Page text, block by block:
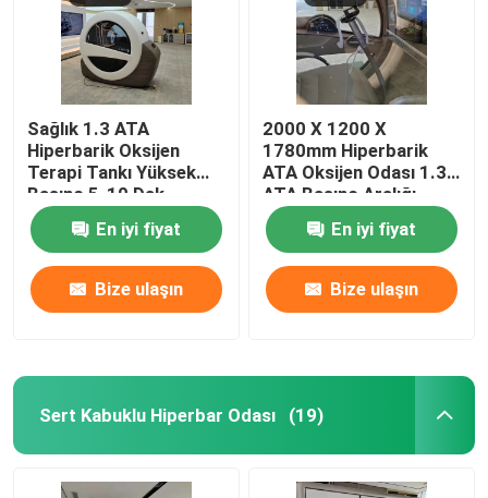
Sağlık 1.3 ATA
Hiperbarik Oksijen
Terapi Tankı Yüksek
Basınç 5-10 Dak
En iyi fiyat
Bize ulaşın
2000 X 1200 X
1780mm Hiperbarik
ATA Oksijen Odası 1.3
ATA Basınç Aralığı
En iyi fiyat
Bize ulaşın
Sert Kabuklu Hiperbar Odası (19)